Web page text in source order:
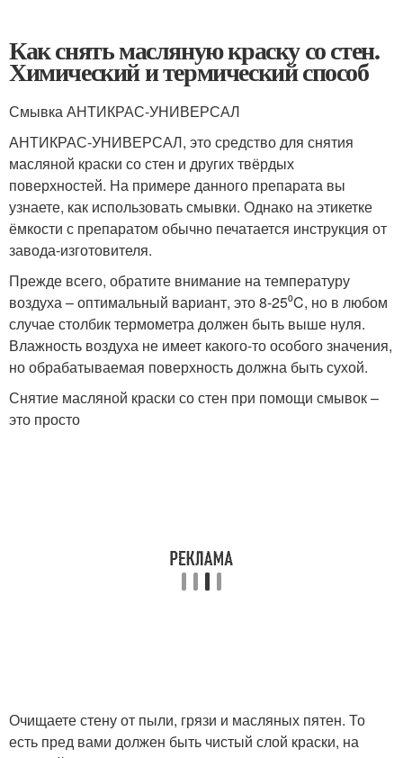
Как снять масляную краску со стен.
Химический и термический способ
Смывка АНТИКРАС-УНИВЕРСАЛ
АНТИКРАС-УНИВЕРСАЛ, это средство для снятия
масляной краски со стен и других твёрдых
поверхностей. На примере данного препарата вы
узнаете, как использовать смывки. Однако на этикетке
ёмкости с препаратом обычно печатается инструкция от
завода-изготовителя.
Прежде всего, обратите внимание на температуру
воздуха – оптимальный вариант, это 8-25⁰C, но в любом
случае столбик термометра должен быть выше нуля.
Влажность воздуха не имеет какого-то особого значения,
но обрабатываемая поверхность должна быть сухой.
Снятие масляной краски со стен при помощи смывок –
это просто
Очищаете стену от пыли, грязи и масляных пятен. То
есть пред вами должен быть чистый слой краски, на